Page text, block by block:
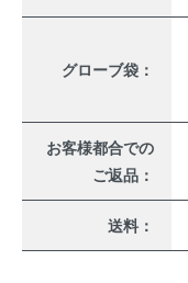
グローブ袋：
お客様都合での
ご返品：
送料：